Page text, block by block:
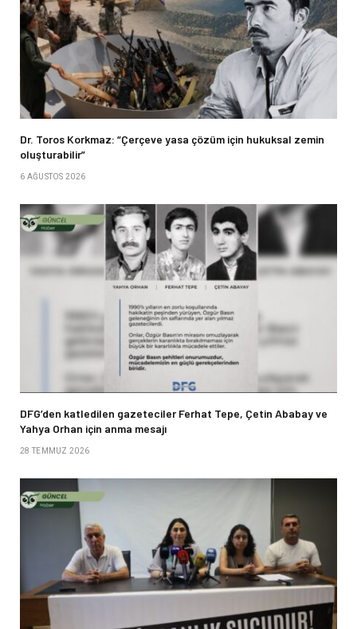
Dr. Toros Korkmaz: “Çerçeve yasa çözüm için hukuksal zemin
oluşturabilir”
6 AĞUSTOS 2026
DFG’den katledilen gazeteciler Ferhat Tepe, Çetin Ababay ve
Yahya Orhan için anma mesajı
28 TEMMUZ 2026